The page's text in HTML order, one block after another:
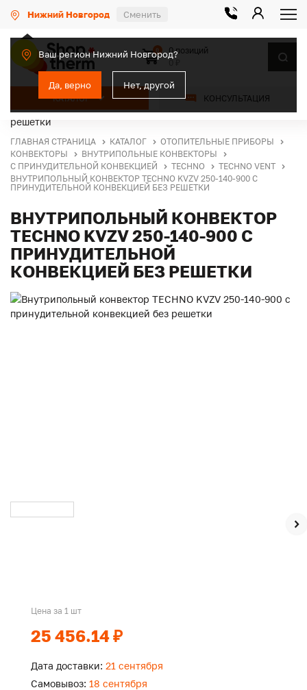
Нижний Новгород Сменить
Ваш регион Нижний Новгород?
Да, верно Нет, другой
КАТАЛОГ КОНСУЛЬТАЦИЯ
0
0 позиций
ГЛАВНАЯ СТРАНИЦА КАТАЛОГ
ОТОПИТЕЛЬНЫЕ ПРИБОРЫ
КОНВЕКТОРЫ
ВНУТРИПОЛЬНЫЕ КОНВЕКТОРЫ
С ПРИНУДИТЕЛЬНОЙ КОНВЕКЦИЕЙ
TECHNO
TECHNO VENT
ВНУТРИПОЛЬНЫЙ КОНВЕКТОР TECHNO KVZV 250-140-900 С
ПРИНУДИТЕЛЬНОЙ КОНВЕКЦИЕЙ БЕЗ РЕШЕТКИ
ВНУТРИПОЛЬНЫЙ КОНВЕКТОР
TECHNO KVZV 250-140-900 С
ПРИНУДИТЕЛЬНОЙ
КОНВЕКЦИЕЙ БЕЗ РЕШЕТКИ
Цена за 1 шт
25 456.14 ₽
Дата доставки: 21 сентября
Самовывоз: 18 сентября